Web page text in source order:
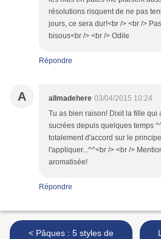
résolutions risquent de ne pas
jours, ce sera dur!<br /> <br />
bisous<br /> <br /> Odile
Répondre
A allmadehere 03/04/2015 10:24
Tu as bien raison! Dixit la fille qui
sucrées depuis quelques temps
totalement d'accord sur le
l'appliquer...^^<br /> <br />
aromatisée!
Répondre
< Pâques : 5 styles de